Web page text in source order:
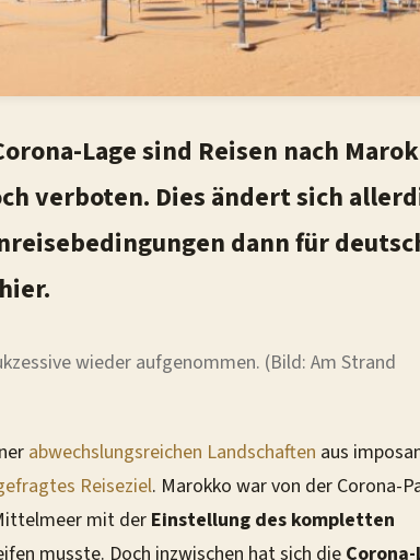
Lage sind Reisen nach
verboten. Dies ändert sich
dann für
wieder aufgenommen. (Bild: Am Strand
abwechslungsreichen Landschaften aus
Reiseziel. Marokko war von der Corona-
mit derEinstellung des kompletten
musste. Doch inzwischen hat sich die